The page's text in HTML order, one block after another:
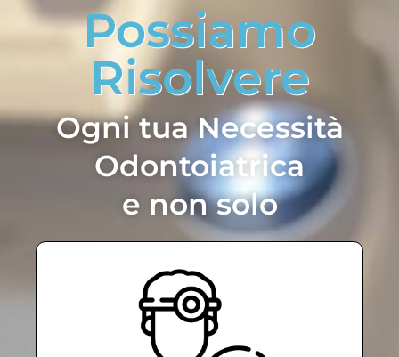
Possiamo
Risolvere
Ogni tua Necessità
Odontoiatrica
e non solo